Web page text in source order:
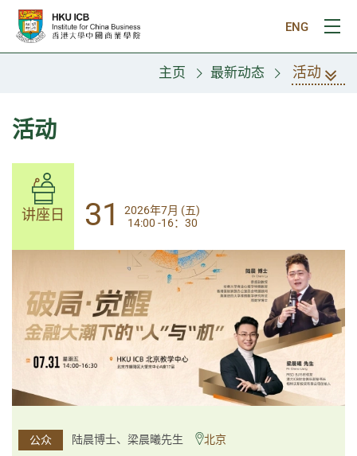
跳往主要内容
ENG
打
主页 最新动态 活动
活动
讲座日 31
2026年7月 (五)
14:00-17:30
公众 杨文斌先生、邱良弼先生 广州
讲座日 31
2026年7月 (五)
14:00 -16：30
公众 陆晨博士、梁晨曦先生 北京